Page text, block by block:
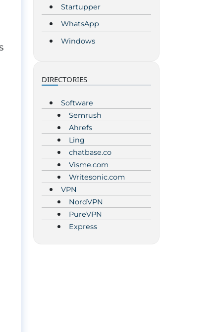
Startupper
WhatsApp
Windows
DIRECTORIES
Software
Semrush
Ahrefs
Ling
chatbase.co
Visme.com
Writesonic.com
VPN
NordVPN
PureVPN
Express